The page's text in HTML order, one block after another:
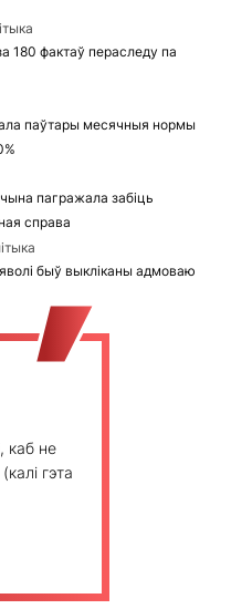
180 фактаў пераследу па
паўтары месячныя нормы
пагражала забіць
справа
быў выкліканы адмоваю
каб не
гэта